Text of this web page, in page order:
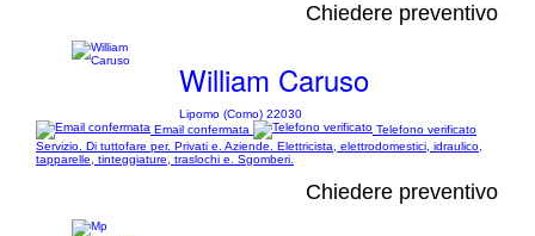
Chiedere preventivo
William Caruso
Lipomo (Como) 22030
Email confermata
Telefono verificato
Servizio. Di tuttofare per. Privati e. Aziende. Elettricista, elettrodomestici, idraulico,
tapparelle, tinteggiature, traslochi e. Sgomberi.
Chiedere preventivo